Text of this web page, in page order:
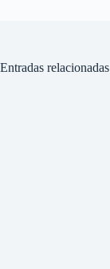
Entradas relacionadas